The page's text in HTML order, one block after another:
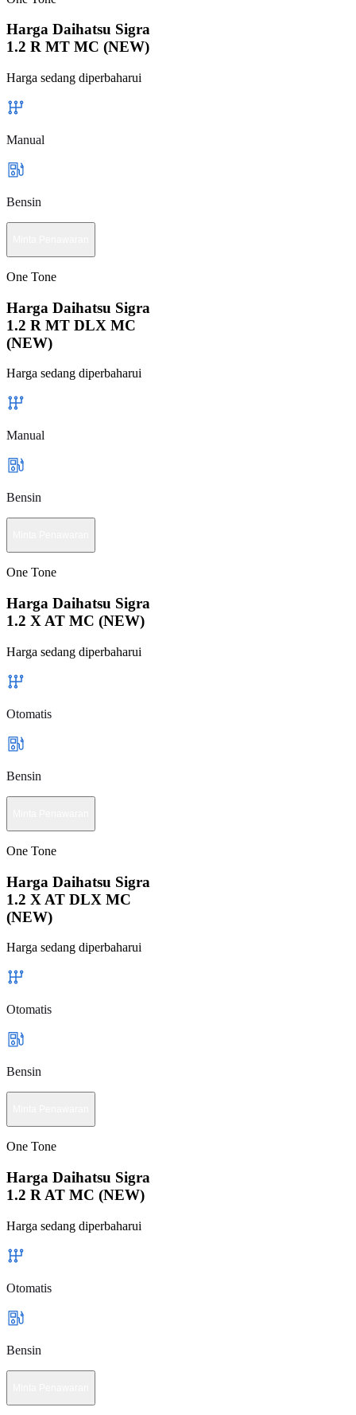
Harga Daihatsu Sigra
1.2 R MT MC (NEW)
Harga sedang diperbaharui
Manual
Bensin
One Tone
Harga Daihatsu Sigra
1.2 R MT DLX MC
(NEW)
Harga sedang diperbaharui
Manual
Bensin
One Tone
Harga Daihatsu Sigra
1.2 X AT MC (NEW)
Harga sedang diperbaharui
Otomatis
Bensin
One Tone
Harga Daihatsu Sigra
1.2 X AT DLX MC
(NEW)
Harga sedang diperbaharui
Otomatis
Bensin
One Tone
Harga Daihatsu Sigra
1.2 R AT MC (NEW)
Harga sedang diperbaharui
Otomatis
Bensin